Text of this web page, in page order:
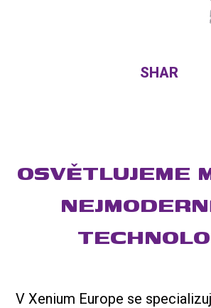
SHAR
OSVĚTLUJEME
V Xenium Europe se